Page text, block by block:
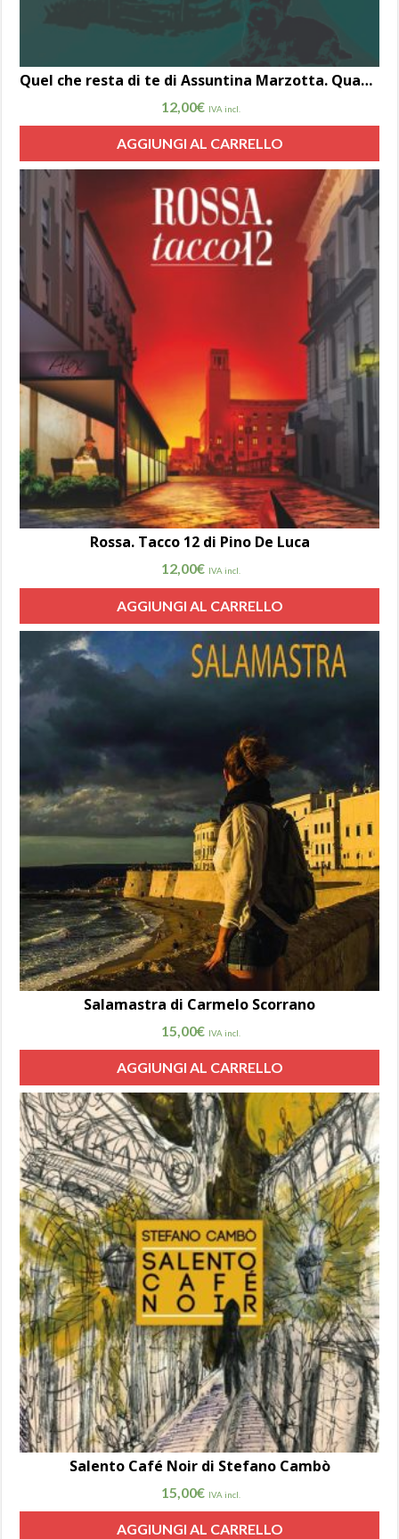
Quel che resta di te di Assuntina Marzotta. Quando un cane ti cambia la vita…
12,00€ IVA incl.
AGGIUNGI AL CARRELLO
Rossa. Tacco 12 di Pino De Luca
12,00€ IVA incl.
AGGIUNGI AL CARRELLO
Salamastra di Carmelo Scorrano
15,00€ IVA incl.
AGGIUNGI AL CARRELLO
Salento Café Noir di Stefano Cambò
15,00€ IVA incl.
AGGIUNGI AL CARRELLO